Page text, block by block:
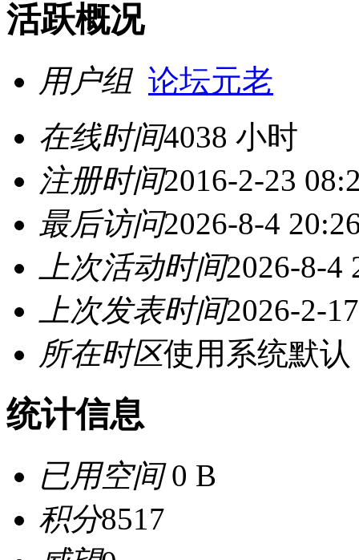
活跃概况
用户组 论坛元老
在线时间4038 小时
注册时间2016-2-23
最后访问2026-8-4
上次活动时间2026-8-4
上次发表时间2026-2-
所在时区使用系统默认
统计信息
已用空间0 B
积分8517